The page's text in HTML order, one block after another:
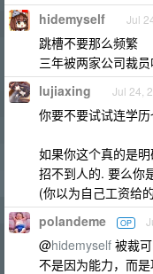
hidemyself Jul
跳槽不要那么频繁
三年被两家公司裁
lujiaxing Jul 24,
你要不要试试连学
如果你这个真的是
招不到人的. 要么你
(你以为自己工资给
polandeme OP
@hidemyself 被裁
不是因为能力，而是